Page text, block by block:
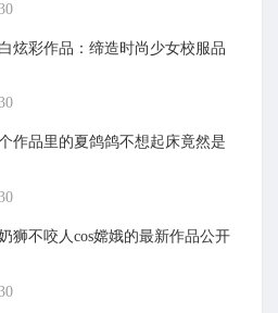
炫彩作品：缔造时尚少女校服品
作品里的夏鸽鸽不想起床竟然是
狮不咬人cos嫦娥的最新作品公开